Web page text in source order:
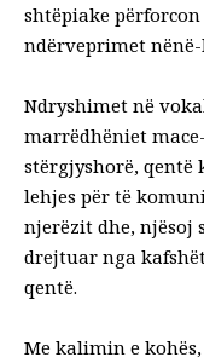
shtëpiake
ndërveprimet
Ndryshimet në
marrëdhëniet
stërgjyshorë, qentë
lehjes për të
njerëzit dhe, njësoj
drejtuar nga
qentë.
Me kalimin e